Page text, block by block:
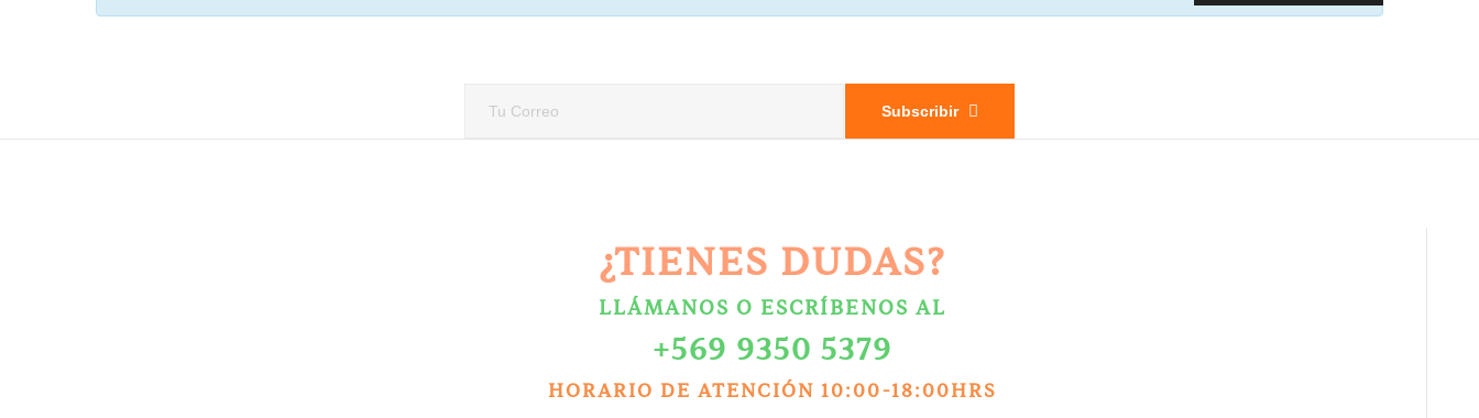
Subscribir
¿TIENES DUDAS?
LLÁMANOS O ESCRÍBENOS AL
+569 9350 5379
HORARIO DE ATENCIÓN 10:00-18:00HRS